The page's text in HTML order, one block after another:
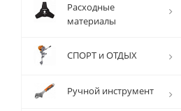
Расходные
материалы
СПОРТ и ОТДЫХ
Ручной инструмент